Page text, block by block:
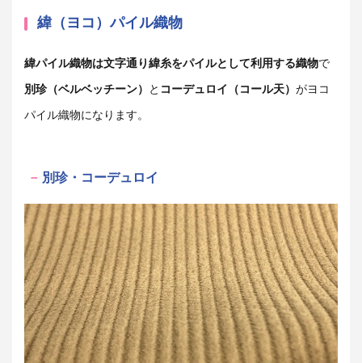
緯（ヨコ）パイル織物
緯パイル織物は文字通り緯糸をパイルとして利用する織物で
別珍（ベルベッチーン）
と コーデュロイ（コール天） がヨコ
パイル織物になります。
別珍・コーデュロイ